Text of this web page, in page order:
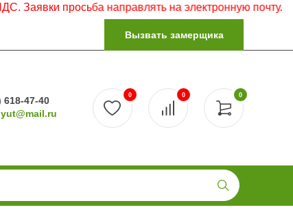
направлять на электронную почту.
Вызвать замерщика
618-47-40
0
0 0